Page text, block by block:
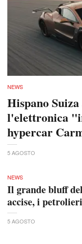
NEWS
Hispano
l'elettronica
hypercar
5 AGOSTO
NEWS
Il grande bluff
accise, i
5 AGOSTO